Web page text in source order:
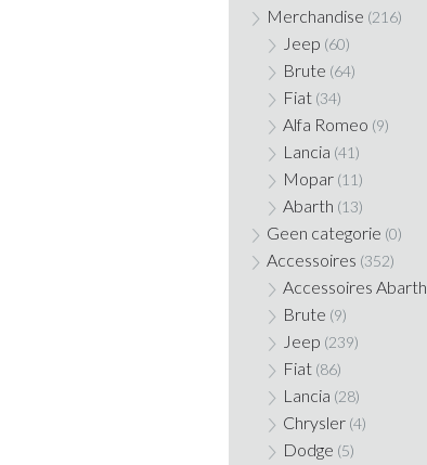
Merchandise (216)
Jeep (60)
Brute (64)
Fiat (34)
Alfa Romeo (9)
Lancia (41)
Mopar (11)
Abarth (13)
Geen categorie (0)
Accessoires (352)
Accessoires Abarth
Brute (9)
Jeep (239)
Fiat (86)
Lancia (28)
Chrysler (4)
Dodge (5)